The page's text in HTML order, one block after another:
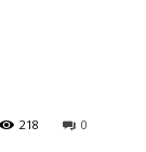
0
218